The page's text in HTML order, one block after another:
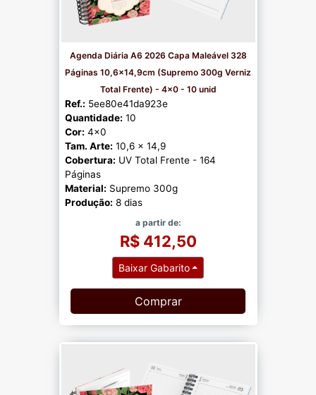
Agenda Diária A6 2026 Capa Maleável 328
Páginas 10,6x14,9cm (Supremo 300g Verniz
Total Frente) - 4x0 - 10 unid
Ref.: 5ee80e41da923e
Quantidade: 10
Cor: 4x0
Tam. Arte: 10,6 x 14,9
Cobertura: UV Total Frente - 164
Páginas
Material: Supremo 300g
Produção: 8 dias
a partir de:
R$ 412,50
Baixar Gabarito
Comprar